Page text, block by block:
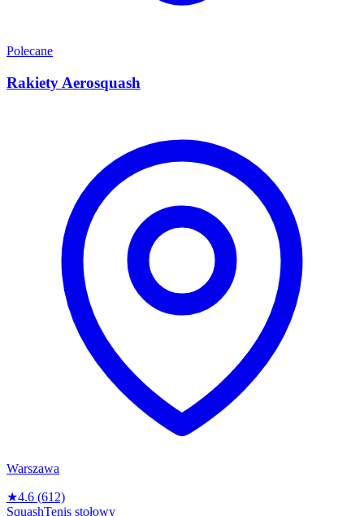
Polecane
Rakiety Aerosquash
Warszawa
★4.6 (612)
SquashTenis stołowy